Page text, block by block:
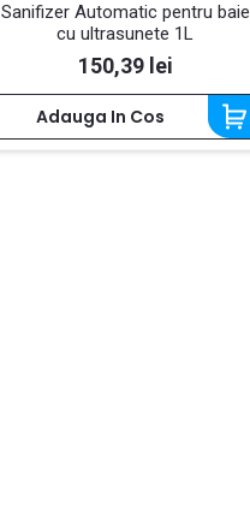
Sanifizer Automatic pentru baie
cu ultrasunete 1L
Pret
150,39 lei
Adauga In Cos